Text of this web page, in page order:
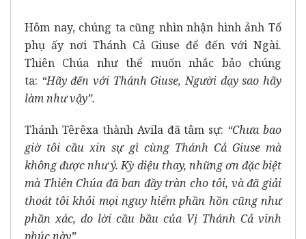
Hôm nay, chúng ta cũng nhìn nhận hình ảnh Tổ
phụ ấy nơi Thánh Cả Giuse để đến với Ngài.
Thiên Chúa như thể muốn nhắc bảo chúng
ta: “Hãy đến với Thánh Giuse, Người dạy sao hãy
làm như vậy”.
Thánh Têrêxa thành Avila đã tâm sự: “Chưa bao
giờ tôi cầu xin sự gì cùng Thánh Cả Giuse mà
không được như ý. Kỳ diệu thay, những ơn đặc biệt
mà Thiên Chúa đã ban đầy tràn cho tôi, và đã giải
thoát tôi khỏi mọi nguy hiểm phần hồn cũng như
phần xác, do lời cầu bầu của Vị Thánh Cả vinh